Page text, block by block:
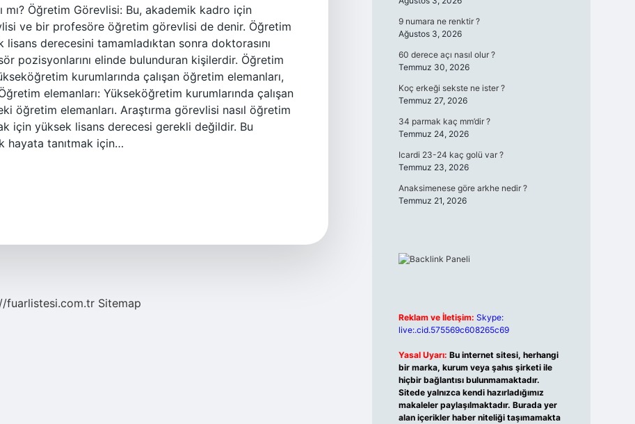
Öğretim Görevlisi: Bu, akademik kadro için
ve bir profesöre öğretim görevlisi de denir. Öğretim
derecesini tamamladıktan sonra doktorasını
pozisyonlarını elinde bulunduran kişilerdir. Öğretim
kurumlarında çalışan öğretim elemanları,
elemanları: Yükseköğretim kurumlarında çalışan
öğretim elemanları. Araştırma görevlisi nasıl öğretim
için yüksek lisans derecesi gerekli değildir. Bu
hayata tanıtmak için…
fuarlistesi.com.tr Sitemap
9 numara ne renktir ?
Ağustos 3, 2026
60 derece açı nasıl olur ?
Temmuz 30, 2026
Koç erkeği sekste ne ister ?
Temmuz 27, 2026
34 parmak kaç mm’dir ?
Temmuz 24, 2026
Icardi 23-24 kaç golü var ?
Temmuz 23, 2026
Anaksimenese göre arkhe nedir ?
Temmuz 21, 2026
Reklam ve İletişim: Skype:
live:.cid.575569c608265c69
Yasal Uyarı: Bu internet sitesi, herhangi
bir marka, kurum veya şahıs şirketi ile
hiçbir bağlantısı bulunmamaktadır.
Sitede yalnızca kendi hazırladığımız
makaleler paylaşılmaktadır. Burada yer
alan içerikler haber niteliği taşımamakta